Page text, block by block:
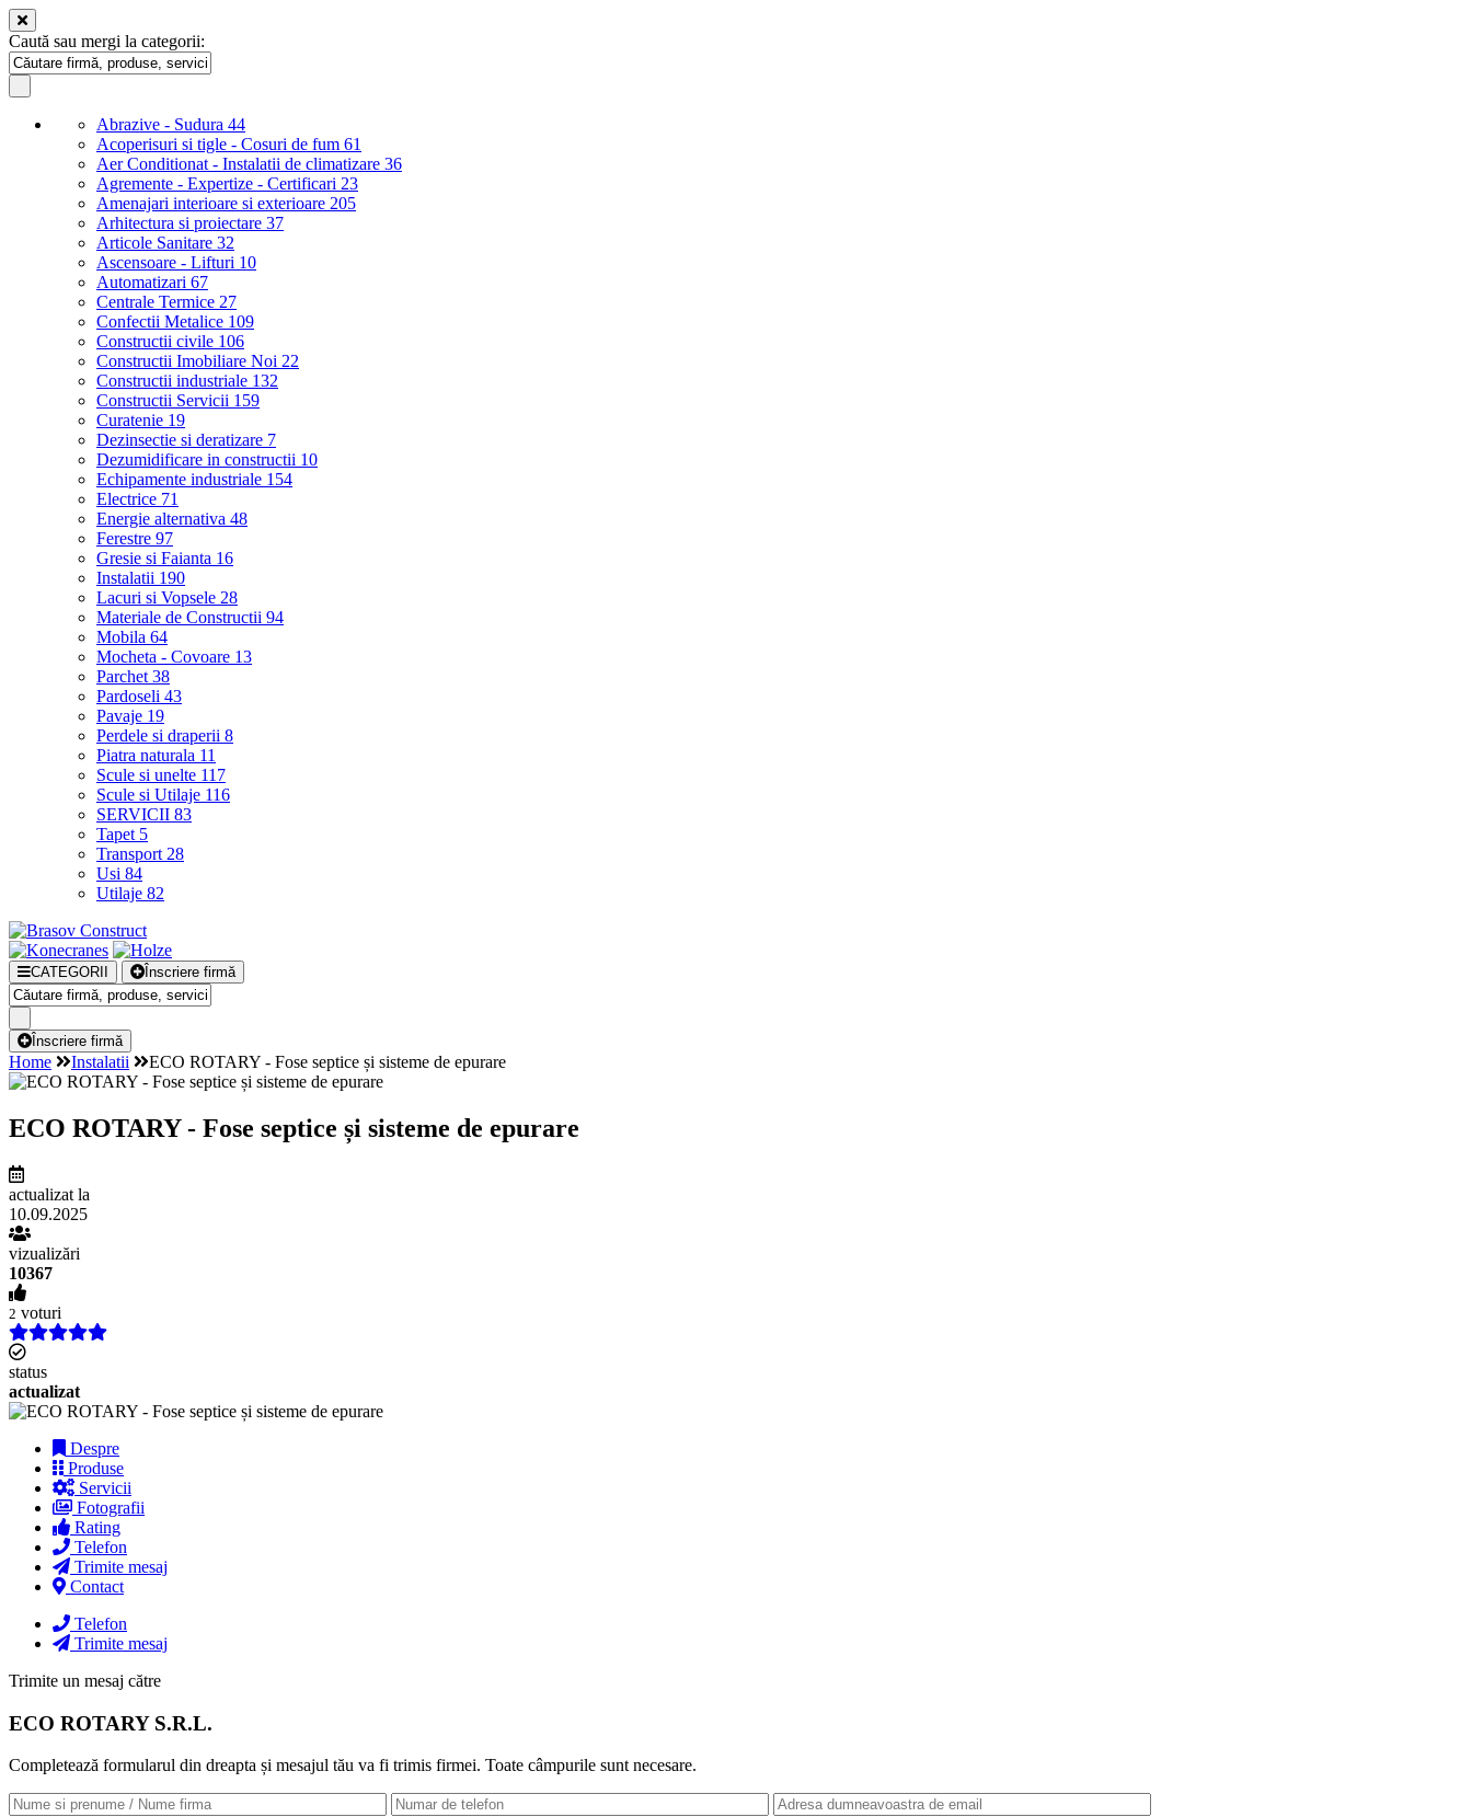
Caută sau mergi la categorii:
Abrazive - Sudura 44
Acoperisuri si tigle - Cosuri de fum 61
Aer Conditionat - Instalatii de climatizare 36
Agremente - Expertize - Certificari 23
Amenajari interioare si exterioare 205
Arhitectura si proiectare 37
Articole Sanitare 32
Ascensoare - Lifturi 10
Automatizari 67
Centrale Termice 27
Confectii Metalice 109
Constructii civile 106
Constructii Imobiliare Noi 22
Constructii industriale 132
Constructii Servicii 159
Curatenie 19
Dezinsectie si deratizare 7
Dezumidificare in constructii 10
Echipamente industriale 154
Electrice 71
Energie alternativa 48
Ferestre 97
Gresie si Faianta 16
Instalatii 190
Lacuri si Vopsele 28
Materiale de Constructii 94
Mobila 64
Mocheta - Covoare 13
Parchet 38
Pardoseli 43
Pavaje 19
Perdele si draperii 8
Piatra naturala 11
Scule si unelte 117
Scule si Utilaje 116
SERVICII 83
Tapet 5
Transport 28
Usi 84
Utilaje 82
CATEGORII Înscriere firmă
Înscriere firmă
Home Instalatii ECO ROTARY - Fose septice și sisteme de epurare
ECO ROTARY - Fose septice și sisteme de epurare
actualizat la
10.09.2025
vizualizări
10367
2 voturi
status
actualizat
Despre
Produse
Servicii
Fotografii
Rating
Telefon
Trimite mesaj
Contact
Telefon
Trimite mesaj
Trimite un mesaj către
ECO ROTARY S.R.L.
Completează formularul din dreapta și mesajul tău va fi trimis firmei. Toate câmpurile sunt necesare.